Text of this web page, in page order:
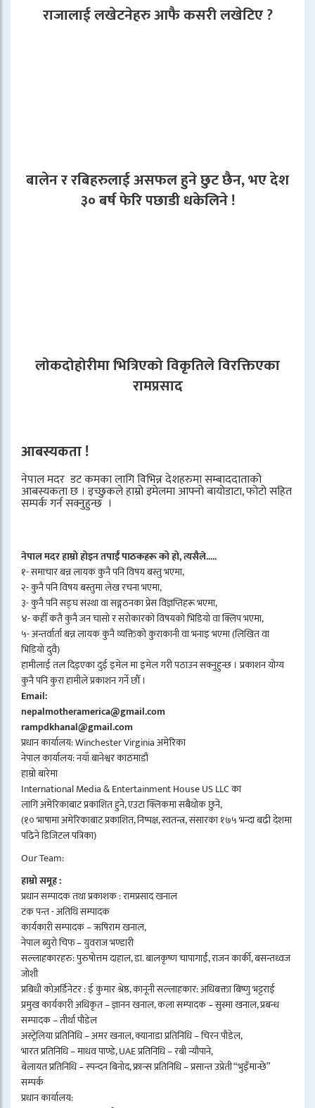
राजालाई लखेटनेहरु आफै कसरी लखेटिए ?
बालेन र रबिहरुलाई असफल हुने छुट छैन, भए देश
३० बर्ष फेरि पछाडी धकेलिने !
लोकदोहोरीमा भित्रिएको विकृतिले विरक्तिएका
रामप्रसाद
आबस्यकता !
नेपाल मदर डट कमका लागि विभिन्न देशहरुमा सम्बाददाताको
आबस्यकता छ । इच्छुकले हाम्रो इमेलमा आफ्नो बायोडाटा, फोटो सहित
सम्पर्क गर्न सक्नुहुन्छ ।
नेपाल मदर हाम्रो होइन तपाईँ पाठकहरू को हो, त्यसैले.....
१- समाचार बन्न लायक कुनै पनि विषय बस्तु भएमा,
२- कुनै पनि विषय बस्तुमा लेख रचना भएमा,
३- कुनै पनि सङ्घ संस्था वा सङ्गठनका प्रेस विज्ञप्तिहरू भएमा,
४- कहीँ कतै कुनै जन चासो र सरोकारको विषयको भिडियो वा क्लिप भएमा,
५- अन्तर्वार्ता बन्न लायक कुनै व्यक्तिको कुराकानी वा भनाइ भएमा (लिखित वा
भिडियो दुवै)
हामीलाई तल दिइएका दुई इमेल मा इमेल गरी पठाउन सक्नुहुन्छ । प्रकाशन योग्य
कुनै पनि कुरा हामीले प्रकाशन गर्ने छौँ ।
Email:
nepalmotheramerica@gmail.com
rampdkhanal@gmail.com
प्रधान कार्यालय: Winchester Virginia अमेरिका
नेपाल कार्यालय: नयाँ बानेश्वर काठमाडौं
हाम्रो बारेमा
International Media & Entertainment House US LLC का
लागि अमेरिकाबाट प्रकाशित हुने, एउटा क्लिकमा सबैथोक छुने,
(१० भाषामा अमेरिकाबाट प्रकाशित, निष्पक्ष, स्वतन्त्र, संसारका १७५ भन्दा बढी देशमा
पढिने डिजिटल पत्रिका)
Our Team:
हाम्रो समूह :
प्रधान सम्पादक तथा प्रकाशक : रामप्रसाद खनाल
टंक पन्त - अतिथि सम्पादक
कार्यकारी सम्पादक – ऋषिराम खनाल,
नेपाल ब्युरो चिफ – युवराज भण्डारी
सल्लाहकारहरु: पुरुषोत्तम दाहाल, डा. बालकृष्ण चापागाईं, राजन कार्की, बसन्तध्वज
जोशी
प्रबिधी कोअर्डिनेटर : ई कुमार श्रेष्ठ, कानूनी सल्लाहकार: अधिबक्ता बिष्णु भट्टराई
प्रमुख कार्यकारी अधिकृत – ज्ञानन खनाल, कला सम्पादक – सुस्मा खनाल, प्रबन्ध
सम्पादक – तीर्था पौडेल
अस्ट्रेलिया प्रतिनिधि – अमर खनाल, क्यानाडा प्रतिनिधि – चिरन पौडेल,
भारत प्रतिनिधि – माधव पाण्डे, UAE प्रतिनिधि – रबी न्यौपाने,
बेलायत प्रतिनिधि – स्पन्दन बिनोद, फ्रान्स प्रतिनिधि – प्रसान्त उप्रेती “भुइँमान्छे”
सम्पर्क
प्रधान कार्यालय: